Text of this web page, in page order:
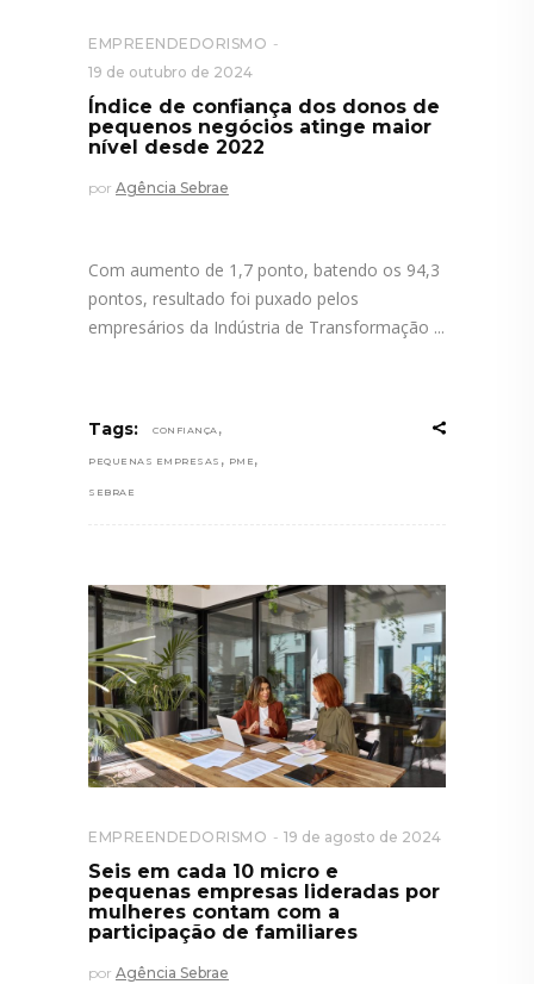
EMPREENDEDORISMO
19 de outubro de 2024
Índice de confiança dos donos de
pequenos negócios atinge maior
nível desde 2022
por Agência Sebrae
Com aumento de 1,7 ponto, batendo os 94,3
pontos, resultado foi puxado pelos
empresários da Indústria de Transformação
Tags: CONFIANÇA ,
PEQUENAS EMPRESAS , PME ,
SEBRAE
EMPREENDEDORISMO 19 de agosto de 2024
Seis em cada 10 micro e
pequenas empresas lideradas por
mulheres contam com a
participação de familiares
por Agência Sebrae